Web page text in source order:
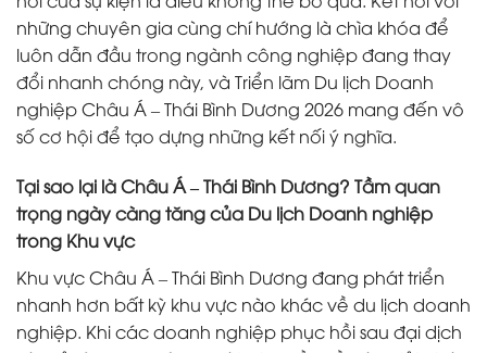
những chuyên gia cùng chí hướng là chìa khóa để
luôn dẫn đầu trong ngành công nghiệp đang thay
đổi nhanh chóng này, và Triển lãm Du lịch Doanh
nghiệp Châu Á – Thái Bình Dương 2026 mang đến vô
số cơ hội để tạo dựng những kết nối ý nghĩa.
Tại sao lại là Châu Á – Thái Bình Dương? Tầm quan
trọng ngày càng tăng của Du lịch Doanh nghiệp
trong Khu vực
Khu vực Châu Á – Thái Bình Dương đang phát triển
nhanh hơn bất kỳ khu vực nào khác về du lịch doanh
nghiệp. Khi các doanh nghiệp phục hồi sau đại dịch